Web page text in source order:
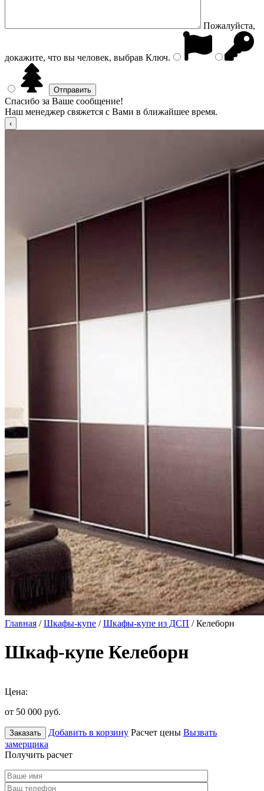
Пожалуйста,
докажите, что вы человек, выбрав Ключ.
Спасибо за Ваше сообщение!
Наш менеджер свяжется с Вами в ближайшее время.
Главная /Шкафы-купе /Шкафы-купе из ДСП / Келеборн
Шкаф-купе Келеборн
Цена:
от 50 000 руб.
Заказать Добавить в корзину Расчет цены Вызвать
замерщика
Получить расчет